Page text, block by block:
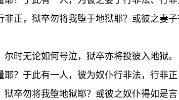
非正，狱卒勿将我堕于地狱耶？或彼之妻
时无论如何号泣，狱卒亦将投彼入地狱。
耶？于此有一人，彼为奴仆行非法，行非
狱卒勿将我堕地狱耶？或彼之奴仆得如是